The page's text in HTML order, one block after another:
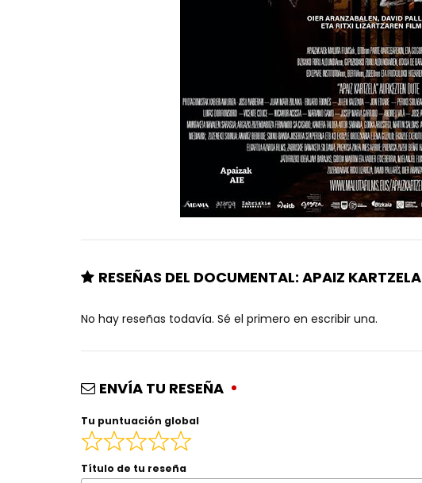
RESEÑAS DEL DOCUMENTAL: APAIZ KARTZELA
No hay reseñas todavía. Sé el primero en escribir una.
ENVÍA TU RESEÑA
Tu puntuación global
Título de tu reseña